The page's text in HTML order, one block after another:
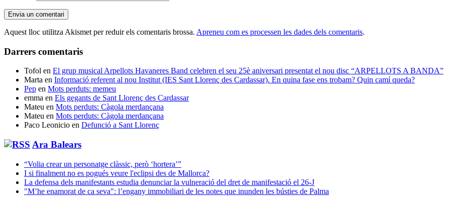
Aquest lloc utilitza Akismet per reduir els comentaris brossa. Apreneu com es processen les dades dels comentaris.
Darrers comentaris
Tofol en El grup musical Arpellots Havaneres Band celebren el seu 25è aniversari presentat el nou disc “ARPELLOTS A BANDA”
Marta en Informació referent al nou Institut (IES Sant Llorenç des Cardassar). En quina fase ens trobam? Quin camí queda?
Pep en Mots perduts: memeu
emma en Els gegants de Sant Llorenç des Cardassar
Mateu en Mots perduts: Càgola merdançana
Mateu en Mots perduts: Càgola merdançana
Paco Leonicio en Defunció a Sant Llorenç
Ara Balears
“Volia crear un personatge clàssic, però ‘hortera’”
I si finalment no es pogués veure l'eclipsi des de Mallorca?
La defensa dels manifestants estudia denunciar la vulneració del dret de manifestació el 26-J
"M’he enamorat de ca seva": l’engany immobiliari de les notes que inunden les bústies de Palma